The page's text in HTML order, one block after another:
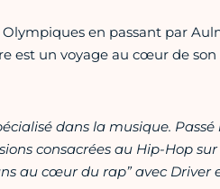
en passant par
est un voyage au cœur de son
dans la musique.
consacrées au Hip-Hop
au cœur du rap” avec Driver